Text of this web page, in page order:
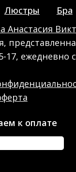
Люстры Бра
Анастасия
17, ежедневно
к оплате